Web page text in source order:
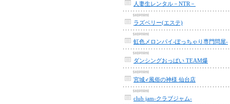
人妻生レンタル－NTR－
ラズベリー(エステ)
虹色メロンパイ-ぽっちゃり専門問屋-
ダンシングおっぱい TEAM爆
宮城♂風俗の神様 仙台店
club jam-クラブジャム-